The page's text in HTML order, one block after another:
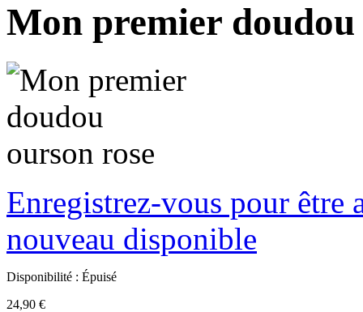
Mon premier doudou
Enregistrez-vous pour être
nouveau disponible
Disponibilité : Épuisé
24,90 €